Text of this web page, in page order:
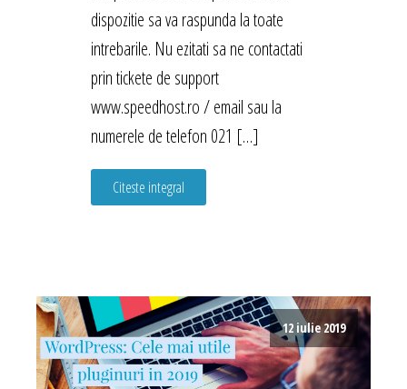
dispozitie sa va raspunda la toate
intrebarile. Nu ezitati sa ne contactati
prin tickete de support
www.speedhost.ro / email sau la
numerele de telefon 021 […]
Citeste integral
12 iulie 2019